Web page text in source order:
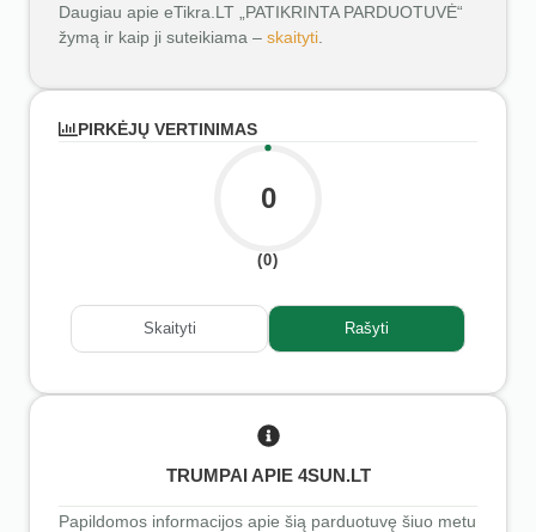
Daugiau apie eTikra.LT „PATIKRINTA PARDUOTUVĖ“
žymą ir kaip ji suteikiama – skaityti
PIRKĖJŲ VERTINIMAS
0
(0)
Skaityti Rašyti
TRUMPAI APIE 4SUN.LT
Papildomos informacijos apie šią parduotuvę šiuo metu